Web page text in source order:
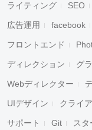
ライティング SEO
広告運用 facebook
フロントエンド
ディレクション グ
Webディレクター
UIデザイン クライ
サポート Git ス